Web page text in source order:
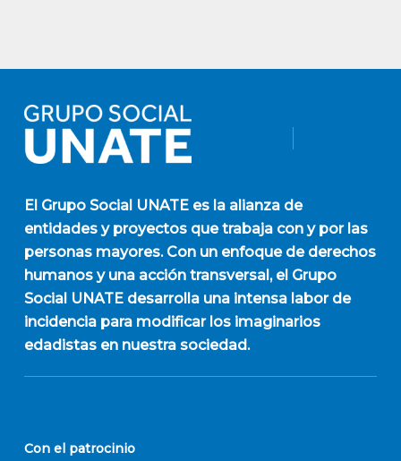
El Grupo Social UNATEes la alianza de
entidades y proyectos que trabaja con y por las
personas mayores. Con un enfoque de derechos
humanos y una acción transversal, el Grupo
Social UNATE desarrolla una intensa labor de
incidencia para modificar los imaginarios
edadistas en nuestra sociedad.
Con el patrocinio